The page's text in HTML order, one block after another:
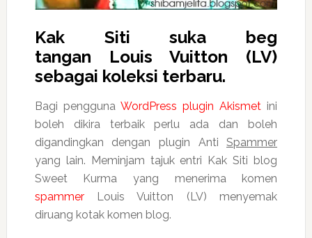
Kak Siti suka beg
tangan Louis Vuitton (LV)
sebagai koleksi terbaru.
Bagi pengguna WordPress plugin Akismet ini
boleh dikira terbaik perlu ada dan boleh
digandingkan dengan plugin AntiSpammer
yang lain. Meminjam tajuk entri Kak Siti blog
Sweet Kurma yang menerima komen
spammerLouis Vuitton (LV) menyemak
diruang kotak komen blog.